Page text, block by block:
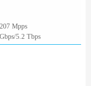
Mpps
5.2 Tbps